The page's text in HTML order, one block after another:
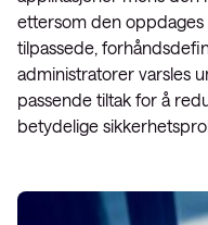
ettersom den
tilpassede,
administratorer varsles
passende tiltak for å
betydelige